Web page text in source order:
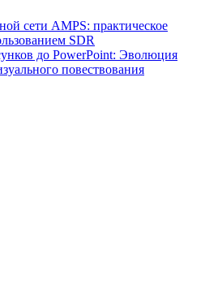
сети AMPS: практическое
SDR
до PowerPoint: Эволюция
повествования